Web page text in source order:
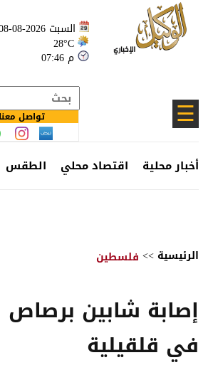
السبت 2026-08-08
28°C
07:46 م
☰ تواصل
أخبار محلية اقتصاد محلي الطقس
الرئيسية >> فلسطين
إصابة شابين برصاص
في قلقيلية